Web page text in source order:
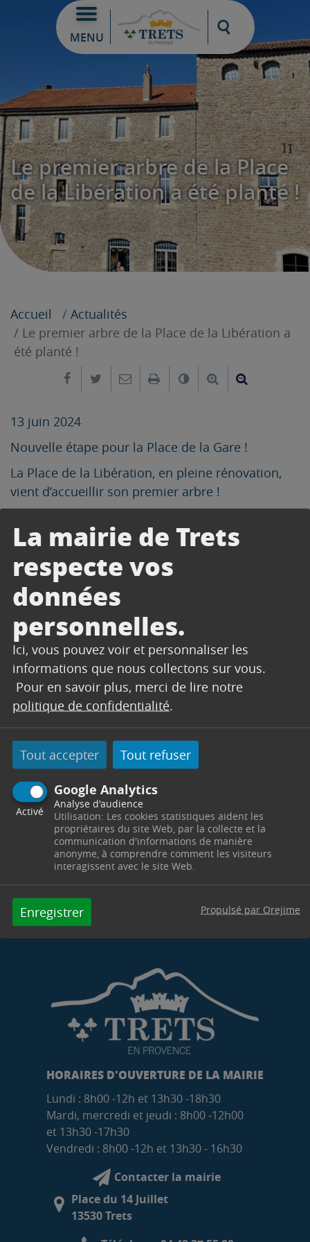
La mairie de Trets
respecte vos
données
personnelles.
Ici, vous pouvez voir et personnaliser les
informations que nous collectons sur vous.
Pour en savoir plus, merci de lire notre
politique de confidentialité.
Tout accepter Tout refuser
Google Analytics
Activé
Analyse d'audience
Utilisation: Les cookies statistiques aident les
propriétaires du site Web, par la collecte et la
communication d'informations de manière
anonyme, à comprendre comment les visiteurs
interagissent avec le site Web.
Enregistrer Propulsé par Orejime
MENU
Moteur de
Le premier arbre de la Place
de la Libération a été planté !
Accueil
Actualités
Le premier arbre de la Place de la Libération a
été planté !
Partager sur Facebook
Partager sur Twitter
Envoyer par e-mail
ImprimerChanger leAgrandir le
13 juin 2024
Nouvelle étape pour la Place de la Gare !
La Place de la Libération, en pleine rénovation,
vient d’accueillir son premier arbre !
Lanouvelle place offrira un espace arboré avec
des ilots de fraicheur et d’ombre, accueillant pour
tous.
Encore un peu de patience avant de découvrir la
place terminée…
HORAIRES D'OUVERTURE DE LA MAIRIE
Lundi : 8h00 -12h et 13h30 -18h30
Mardi, mercredi et jeudi : 8h00 -12h00
et 13h30 -17h30
Vendredi : 8h00 -12h et 13h30 - 16h30
Contacter la mairie
Place du 14 Juillet
13530 Trets